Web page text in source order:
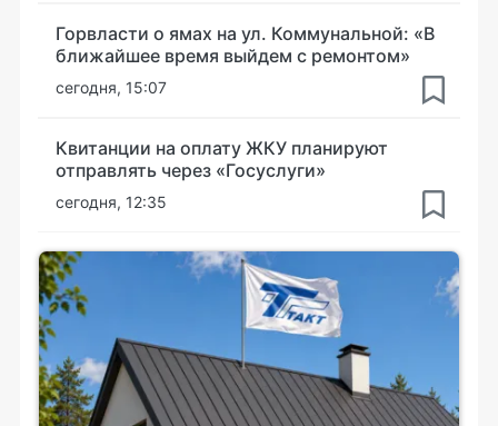
Горвласти о ямах на ул. Коммунальной: «В
ближайшее время выйдем с ремонтом»
сегодня, 15:07
Квитанции на оплату ЖКУ планируют
отправлять через «Госуслуги»
сегодня, 12:35